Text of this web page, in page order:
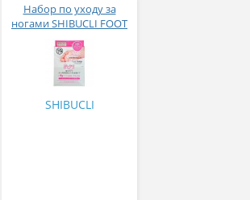
Набор по уходу за
ногами SHIBUCLI FOOT
CARE SET (гель
защитный, 5г + маска–
пилинг, 25мл х2 +
эссенция увл.,5г х2)
SHIBUCLI